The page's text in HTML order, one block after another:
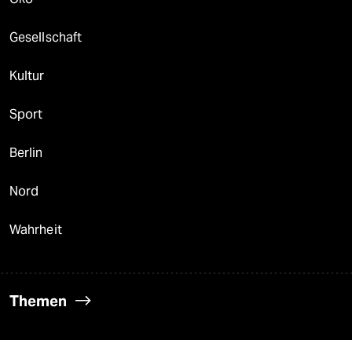
Gesellschaft
Kultur
Sport
Berlin
Nord
Wahrheit
Themen